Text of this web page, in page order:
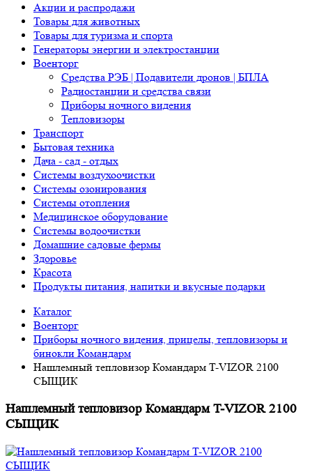
Акции и распродажи
Товары для животных
Товары для туризма и спорта
Генераторы энергии и электростанции
Военторг
Средства РЭБ | Подавители дронов | БПЛА
Радиостанции и средства связи
Приборы ночного видения
Тепловизоры
Транспорт
Бытовая техника
Дача - сад - отдых
Системы воздухоочистки
Системы озонирования
Системы отопления
Медицинское оборудование
Системы водоочистки
Домашние садовые фермы
Здоровье
Красота
Продукты питания, напитки и вкусные подарки
Каталог
Военторг
Приборы ночного видения, прицелы, тепловизоры и
бинокли Командарм
Нашлемный тепловизор Командарм T-VIZOR 2100
СЫЩИК
Нашлемный тепловизор Командарм T-VIZOR 2100
СЫЩИК